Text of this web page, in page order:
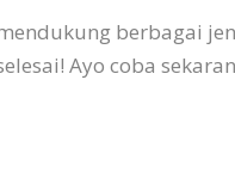
berbagai
Ayo coba